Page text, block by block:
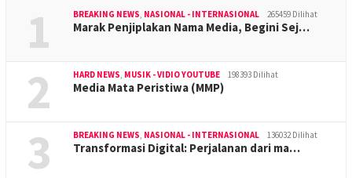
1 BREAKING NEWS, NASIONAL - INTERNASIONAL 265459 Dilihat
Marak Penjiplakan Nama Media, Begini Sej…
2 HARD NEWS, MUSIK - VIDIO YOUTUBE 198393 Dilihat
Media Mata Peristiwa (MMP)
3 BREAKING NEWS, NASIONAL - INTERNASIONAL 136032 Dilihat
Transformasi Digital: Perjalanan dari ma…